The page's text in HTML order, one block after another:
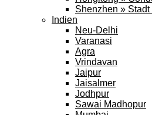
Shenzhen »
Indien
Neu-Delhi
Varanasi
Agra
Vrindavan
Jaipur
Jaisalmer
Jodhpur
Sawai Madhopur